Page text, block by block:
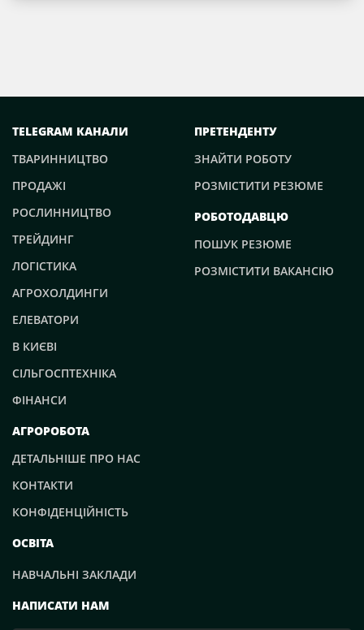
НАПИСАТИ НАМ
TELEGRAM КАНАЛИ
ТВАРИННИЦТВО
ПРОДАЖІ
РОСЛИННИЦТВО
ТРЕЙДИНГ
ЛОГІСТИКА
АГРОХОЛДИНГИ
ЕЛЕВАТОРИ
В КИЄВІ
СІЛЬГОСПТЕХНІКА
ФІНАНСИ
ПРЕТЕНДЕНТУ
ЗНАЙТИ РОБОТУ
РОЗМІСТИТИ РЕЗЮМЕ
РОБОТОДАВЦЮ
ПОШУК РЕЗЮМЕ
РОЗМІСТИТИ ВАКАНСІЮ
АГРОРОБОТА
ДЕТАЛЬНІШЕ ПРО НАС
КОНТАКТИ
КОНФІДЕНЦІЙНІСТЬ
ОСВІТА
НАВЧАЛЬНІ ЗАКЛАДИ